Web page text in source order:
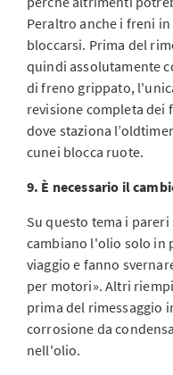
Peraltro anche i freni
bloccarsi. Prima del
quindi assolutamente
di freno grippato,
revisione completa dei
dove staziona
cunei blocca ruote.
9. È necessario il
Su questo tema i
cambiano l'olio solo in
viaggio e fanno
per motori». Altri
prima del rimessaggio
corrosione da
nell'olio.